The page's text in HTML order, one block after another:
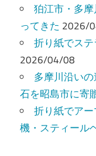
狛江市・多
ってきた 2026/
折り紙でス
2026/04/08
多摩川沿い
石を昭島市に寄
折り紙でア
機・スティール